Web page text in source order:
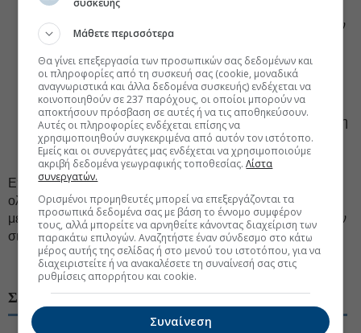
κρίσιμα έργα του υπουργείου, που αφορά την
ανακατασκευή γεφυρών, οδικών δικτύων και συνοδών
υποδομών στις περιοχές (κυρίως της Θεσσαλίας), οι
οποίες ισοπεδώθηκαν από τη θεομηνία.
Ηλεκτροκίνηση Συγκοινωνιών: Ανανέωση του
στόλου των μέσων μαζικής μεταφοράς με λεωφορεία
αντιρρυπαντικής τεχνολογίας, στοχεύοντας στη μείωση
του περιβαλλοντικού αποτυπώματος των αστικών
μεταφορών.
Επιπλέον, στο χαρτοφυλάκιο περιλαμβάνονται το
ολοκληρωμένο σύστημα διαχείρισης υποδομών και
μεταφορών και η οργανωτική μεταρρύθμιση στον τομέα των
σιδηροδρόμων.
#Ταμείο Ανάκαμψης
#Τεχνικές εταιρείες
ΣΧΕΤΙΚΑ ΘΕΜΑΤΑ
Μάθετε περισσότερα
Θα γίνει επεξεργασία των προσωπικών σας δεδομένων και
οι πληροφορίες από τη συσκευή σας (cookie, μοναδικά
αναγνωριστικά και άλλα δεδομένα συσκευής) ενδέχεται να
κοινοποιηθούν σε 237 παρόχους, οι οποίοι μπορούν να
αποκτήσουν πρόσβαση σε αυτές ή να τις αποθηκεύσουν.
Αυτές οι πληροφορίες ενδέχεται επίσης να
χρησιμοποιηθούν συγκεκριμένα από αυτόν τον ιστότοπο.
Εμείς και οι συνεργάτες μας ενδέχεται να χρησιμοποιούμε
ακριβή δεδομένα γεωγραφικής τοποθεσίας.Λίστα
συνεργατών.
Ορισμένοι προμηθευτές μπορεί να επεξεργάζονται τα
προσωπικά δεδομένα σας με βάση το έννομο συμφέρον
τους, αλλά μπορείτε να αρνηθείτε κάνοντας διαχείριση των
παρακάτω επιλογών. Αναζητήστε έναν σύνδεσμο στο κάτω
μέρος αυτής της σελίδας ή στο μενού του ιστοτόπου, για να
διαχειριστείτε ή να ανακαλέσετε τη συναίνεσή σας στις
ρυθμίσεις απορρήτου και cookie.
Συναίνεση